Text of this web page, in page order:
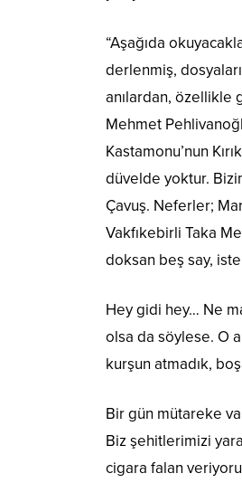
“Aşağıda
derlenmiş,
anılardan, özellikle
Mehmet
Kastamonu’nun
düvelde yoktur.
Çavuş. Neferler;
Vakfıkebirli Taka
doksan beş say,
Hey gidi hey… Ne
olsa da söylese. O
kurşun atmadık,
Bir gün mütareke
Biz şehitlerimizi
cigara falan